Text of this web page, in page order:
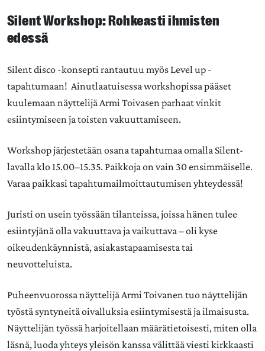
Silent Workshop: Rohkeasti ihmisten
edessä
Silent disco -konsepti rantautuu myös Level up -
tapahtumaan! Ainutlaatuisessa workshopissa pääset
kuulemaan näyttelijäArmi Toivasenparhaat vinkit
esiintymiseen ja toisten vakuuttamiseen.
Workshop järjestetään osana tapahtumaa omalla Silent-
lavalla klo 15.00–15.35. Paikkoja on vain 30 ensimmäiselle.
Varaa paikkasi tapahtumailmoittautumisen yhteydessä!
Juristi on usein työssään tilanteissa, joissa hänen tulee
esiintyjänä olla vakuuttava ja vaikuttava – oli kyse
oikeudenkäynnistä, asiakastapaamisesta tai
neuvotteluista.
Puheenvuorossa näyttelijäArmi Toivanentuo näyttelijän
työstä syntyneitä oivalluksia esiintymisestä ja ilmaisusta.
Näyttelijän työssä harjoitellaan määrätietoisesti, miten olla
läsnä, luoda yhteys yleisön kanssa välittää viesti kirkkaasti